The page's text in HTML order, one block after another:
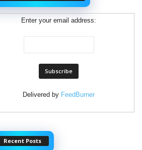
Enter your email address:
Delivered by FeedBurner
Recent Posts